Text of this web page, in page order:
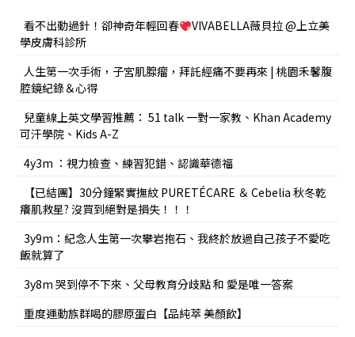
看不出動過針！卻神奇年輕回春
VIVABELLA薇貝拉 @上立美
學皮膚科診所
人生第一次手術，子宮肌腺瘤，拜託經痛不要再來 | 桃園禾馨腹
腔鏡紀錄＆心得
兒童線上英文學習推薦： 51 talk 一對一家教、Khan Academy
可汗學院、Kids A-Z
4y3m ：視力檢查、練習犯錯、認識華德福
【已結團】30分鐘緊實撫紋 PURETÉCARE ＆ Cebelia 秋冬乾
癢肌救星? 沒買到絕對是損失！！！
3y9m：紀念人生第一次攀岩抱石、我終於放過自己孩子不愛吃
飯就算了
3y8m 哭到停不下來、父母教育分歧點 和 愛是唯一答案
重度運動族群喝的膠原蛋白【品純萃 美顏飲】